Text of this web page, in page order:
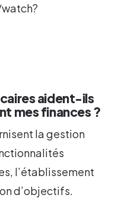
aident-ils
mes finances ?
la gestion
l’établissement
d’objectifs.